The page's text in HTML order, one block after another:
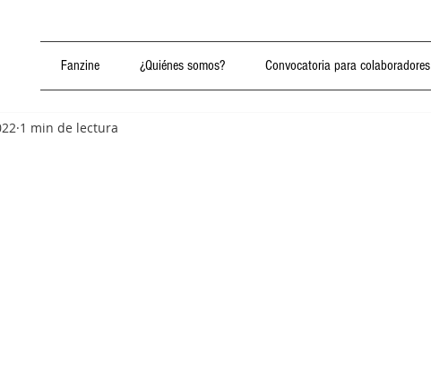
Fanzine ¿Quiénes somos? Convocatoria para colaboradores
1 min de lectura